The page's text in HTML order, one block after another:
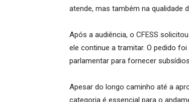
atende, mas também na qualidade
Após a audiência, o CFESS
ele continue a tramitar. O pedido
parlamentar para fornecer
Apesar do longo caminho até a
categoria é essencial para o